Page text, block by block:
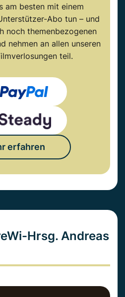
am besten mit einem
Abo tun – und
noch themenbezogenen
nehmen an allen unseren
teil.
erfahren
Hrsg. Andreas